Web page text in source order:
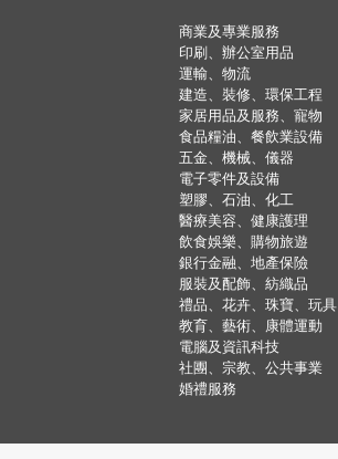
商業及專業服務
印刷、辦公室用品
運輸、物流
建造、裝修、環保工程
家居用品及服務、寵物
食品糧油、餐飲業設備
五金、機械、儀器
電子零件及設備
塑膠、石油、化工
醫療美容、健康護理
飲食娛樂、購物旅遊
銀行金融、地產保險
服裝及配飾、紡織品
禮品、花卉、珠寶、玩具
教育、藝術、康體運動
電腦及資訊科技
社團、宗教、公共事業
婚禮服務